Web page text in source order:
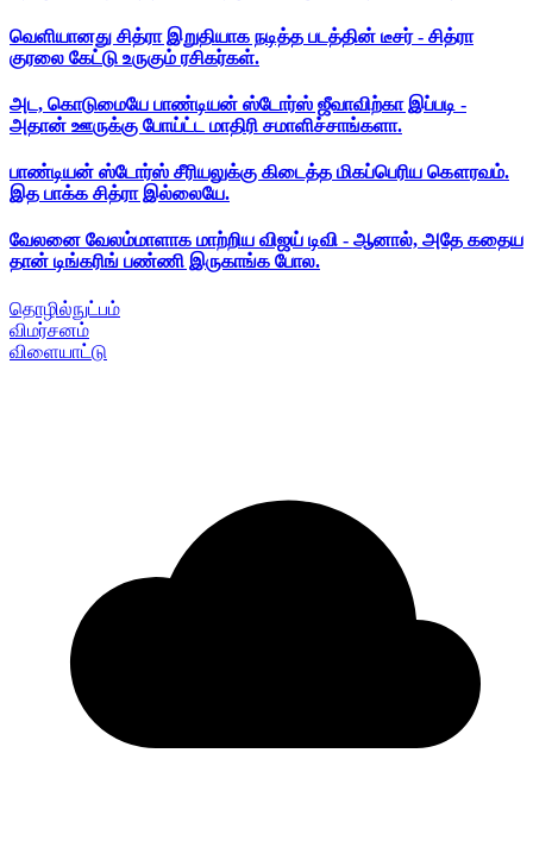
வெளியானது சித்ரா இறுதியாக நடித்த படத்தின் டீசர் - சித்ரா
குரலை கேட்டு உருகும் ரசிகர்கள்.
அட, கொடுமையே பாண்டியன் ஸ்டோர்ஸ் ஜீவாவிற்கா இப்படி -
அதான் ஊருக்கு போய்ட்ட மாதிரி சமாளிச்சாங்களா.
பாண்டியன் ஸ்டோர்ஸ் சீரியலுக்கு கிடைத்த மிகப்பெரிய கௌரவம்.
இத பாக்க சித்ரா இல்லையே.
வேலனை வேலம்மாளாக மாற்றிய விஜய் டிவி - ஆனால், அதே கதைய
தான் டிங்கரிங் பண்ணி இருகாங்க போல.
தொழில்நுட்பம்
விமர்சனம்
விளையாட்டு